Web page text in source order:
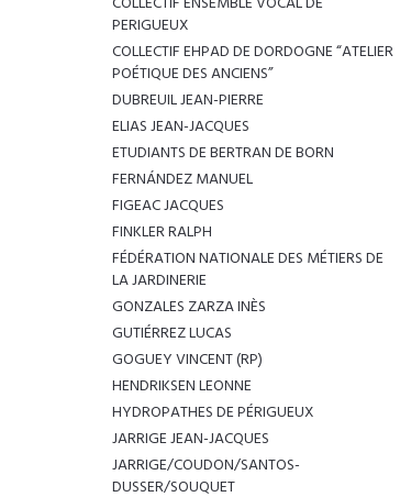
PERIGUEUX
COLLECTIF EHPAD DE DORDOGNE “ATELIER
POÉTIQUE DES ANCIENS”
DUBREUIL JEAN-PIERRE
ELIAS JEAN-JACQUES
ETUDIANTS DE BERTRAN DE BORN
FERNÁNDEZ MANUEL
FIGEAC JACQUES
FINKLER RALPH
FÉDÉRATION NATIONALE DES MÉTIERS DE
LA JARDINERIE
GONZALES ZARZA INÈS
GUTIÉRREZ LUCAS
GOGUEY VINCENT (RP)
HENDRIKSEN LEONNE
HYDROPATHES DE PÉRIGUEUX
JARRIGE JEAN-JACQUES
JARRIGE/COUDON/SANTOS-
DUSSER/SOUQUET